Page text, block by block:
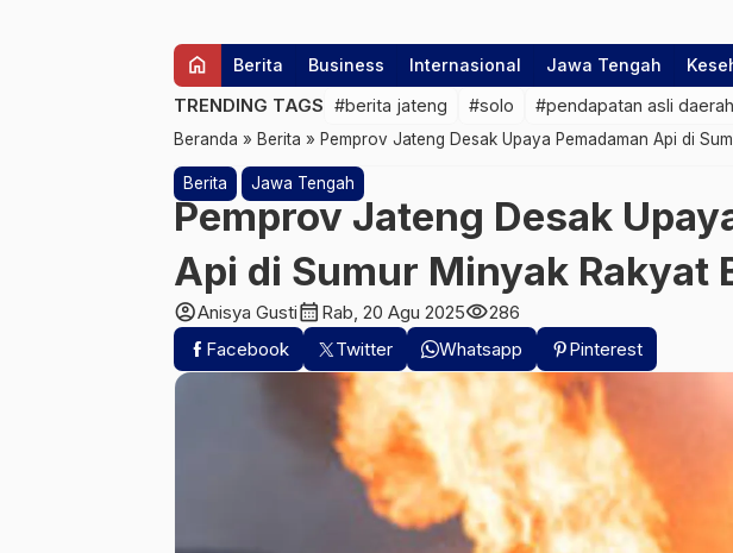
home Berita Business Internasional Jawa Tengah
TRENDING TAGS #berita jateng #solo #pendapatan asli daerah
Beranda » Berita » Pemprov Jateng Desak Upaya Pemadaman Api di
Berita Jawa Tengah
Pemprov Jateng Desak
Api di Sumur Minyak Rakyat
account_circleAnisya Gusticalendar_month Rab, 20 Agu 2025visibility286
Facebook
Twitter Whatsapp Pinterest